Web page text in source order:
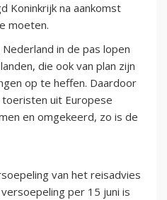
Koninkrijk na aankomst
moeten.
in de pas lopen
die ook van plan zijn
op te heffen. Daardoor
uit Europese
en omgekeerd, zo is de
van het reisadvies
per 15 juni is